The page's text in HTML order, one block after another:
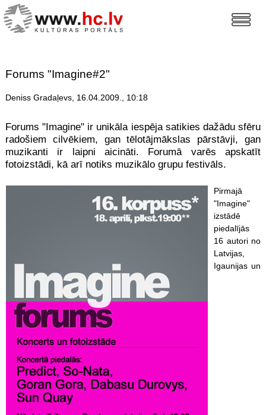
Forums "Imagine#2"
Deniss Gradaļevs, 16.04.2009., 10:18
Forums "Imagine" ir unikāla iespēja satikies dažādu sfēru
radošiem cilvēkiem, gan tēlotājmākslas pārstāvji, gan
muzikanti ir laipni aicināti. Forumā varēs apskatīt
fotoizstādi, kā arī notiks muzikālo grupu festivāls.
Pirmajā
"Imagine"
izstādē
piedalījās
16 autori no
Latvijas,
Igaunijas un